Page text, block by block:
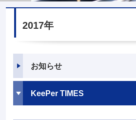
2017年
お知らせ
KeePer TIMES